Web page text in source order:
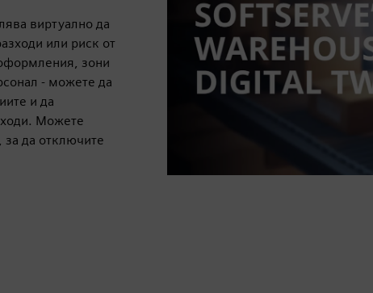
виртуално да
или риск от
зони
- можете да
и да
Можете
за да отключите